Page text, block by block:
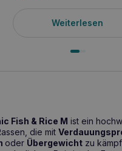
Weiterlesen
Fish & Rice M ist ein
die mit
oder Übergewicht zu